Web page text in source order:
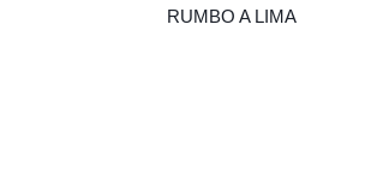
RUMBO A LIMA